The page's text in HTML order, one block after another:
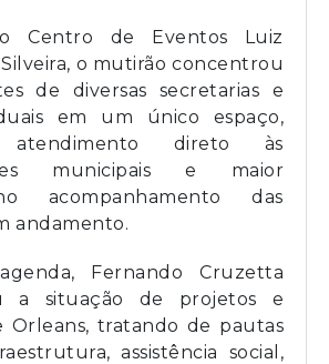
Centro de Eventos Luiz
o mutirão concentrou
de diversas secretarias e
em um único espaço,
atendimento direto às
municipais e maior
acompanhamento das
andamento.
Fernando Cruzetta
a situação de projetos e
Orleans, tratando de pautas
assistência social,